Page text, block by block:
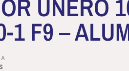
UÑERO
1 F9 –